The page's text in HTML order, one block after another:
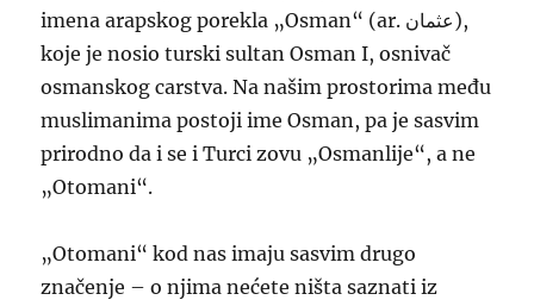
imena arapskog porekla „Osman“ (ar. عثمان),
koje je nosio turski sultan Osman I, osnivač
osmanskog carstva. Na našim prostorima među
muslimanima postoji ime Osman, pa je sasvim
prirodno da i se i Turci zovu „Osmanlije“, a ne
„Otomani“.
„Otomani“ kod nas imaju sasvim drugo
značenje – o njima nećete ništa saznati iz